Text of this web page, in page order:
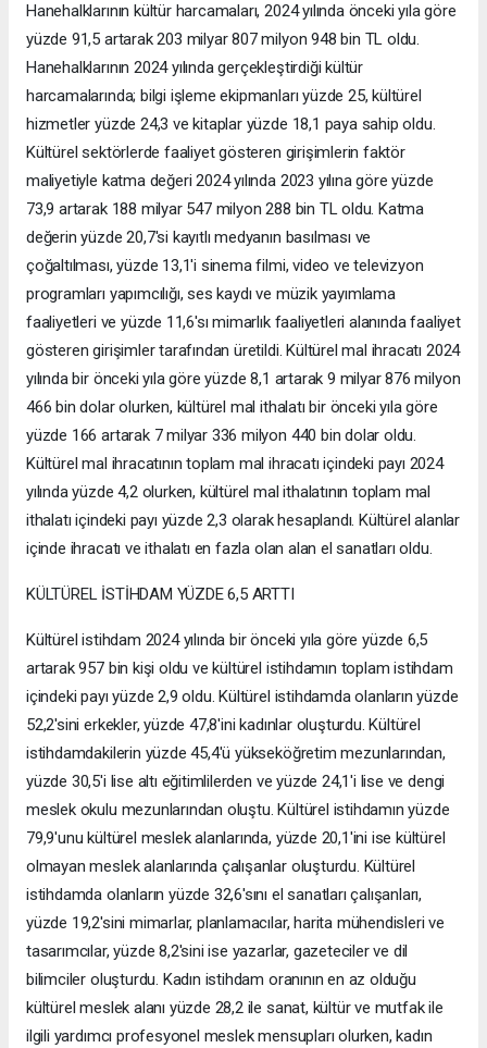
Hanehalklarının kültür harcamaları, 2024 yılında önceki yıla göre
yüzde 91,5 artarak 203 milyar 807 milyon 948 bin TL oldu.
Hanehalklarının 2024 yılında gerçekleştirdiği kültür
harcamalarında; bilgi işleme ekipmanları yüzde 25, kültürel
hizmetler yüzde 24,3 ve kitaplar yüzde 18,1 paya sahip oldu.
Kültürel sektörlerde faaliyet gösteren girişimlerin faktör
maliyetiyle katma değeri 2024 yılında 2023 yılına göre yüzde
73,9 artarak 188 milyar 547 milyon 288 bin TL oldu. Katma
değerin yüzde 20,7'si kayıtlı medyanın basılması ve
çoğaltılması, yüzde 13,1'i sinema filmi, video ve televizyon
programları yapımcılığı, ses kaydı ve müzik yayımlama
faaliyetleri ve yüzde 11,6'sı mimarlık faaliyetleri alanında faaliyet
gösteren girişimler tarafından üretildi. Kültürel mal ihracatı 2024
yılında bir önceki yıla göre yüzde 8,1 artarak 9 milyar 876 milyon
466 bin dolar olurken, kültürel mal ithalatı bir önceki yıla göre
yüzde 166 artarak 7 milyar 336 milyon 440 bin dolar oldu.
Kültürel mal ihracatının toplam mal ihracatı içindeki payı 2024
yılında yüzde 4,2 olurken, kültürel mal ithalatının toplam mal
ithalatı içindeki payı yüzde 2,3 olarak hesaplandı. Kültürel alanlar
içinde ihracatı ve ithalatı en fazla olan alan el sanatları oldu.
KÜLTÜREL İSTİHDAM YÜZDE 6,5 ARTTI
Kültürel istihdam 2024 yılında bir önceki yıla göre yüzde 6,5
artarak 957 bin kişi oldu ve kültürel istihdamın toplam istihdam
içindeki payı yüzde 2,9 oldu. Kültürel istihdamda olanların yüzde
52,2'sini erkekler, yüzde 47,8'ini kadınlar oluşturdu. Kültürel
istihdamdakilerin yüzde 45,4'ü yükseköğretim mezunlarından,
yüzde 30,5'i lise altı eğitimlilerden ve yüzde 24,1'i lise ve dengi
meslek okulu mezunlarından oluştu. Kültürel istihdamın yüzde
79,9'unu kültürel meslek alanlarında, yüzde 20,1'ini ise kültürel
olmayan meslek alanlarında çalışanlar oluşturdu. Kültürel
istihdamda olanların yüzde 32,6'sını el sanatları çalışanları,
yüzde 19,2'sini mimarlar, planlamacılar, harita mühendisleri ve
tasarımcılar, yüzde 8,2'sini ise yazarlar, gazeteciler ve dil
bilimciler oluşturdu. Kadın istihdam oranının en az olduğu
kültürel meslek alanı yüzde 28,2 ile sanat, kültür ve mutfak ile
ilgili yardımcı profesyonel meslek mensupları olurken, kadın